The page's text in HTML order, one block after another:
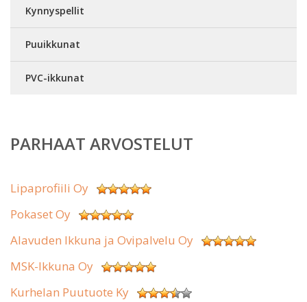
Kynnyspellit
Puuikkunat
PVC-ikkunat
PARHAAT ARVOSTELUT
Lipaprofiili Oy
Pokaset Oy
Alavuden Ikkuna ja Ovipalvelu Oy
MSK-Ikkuna Oy
Kurhelan Puutuote Ky